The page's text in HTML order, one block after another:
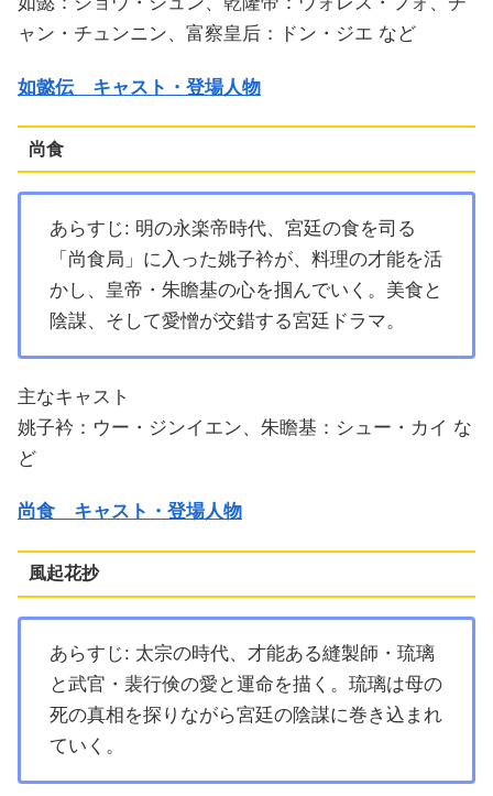
ャン・チュンニン、富察皇后：ドン・ジエ など
如懿伝 キャスト・登場人物
尚食
あらすじ: 明の永楽帝時代、宮廷の食を司る
「尚食局」に入った姚子衿が、料理の才能を活
かし、皇帝・朱瞻基の心を掴んでいく。美食と
陰謀、そして愛憎が交錯する宮廷ドラマ。
主なキャスト
姚子衿：ウー・ジンイエン、朱瞻基：シュー・カイ な
ど
尚食 キャスト・登場人物
風起花抄
あらすじ: 太宗の時代、才能ある縫製師・琉璃
と武官・裴行倹の愛と運命を描く。琉璃は母の
死の真相を探りながら宮廷の陰謀に巻き込まれ
ていく。